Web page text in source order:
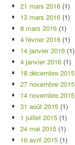
21 mars 2016 (1)
13 mars 2016 (1)
8 mars 2016 (1)
4 février 2016 (1)
14 janvier 2016 (1)
4 janvier 2016 (1)
18 décembre 2015
27 novembre 2015
14 novembre 2015
31 août 2015 (1)
1 juillet 2015 (1)
24 mai 2015 (1)
16 avril 2015 (1)